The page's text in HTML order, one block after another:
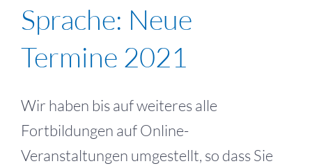
Sprache: Neue
Termine 2021
Wir haben bis auf weiteres alle
Fortbildungen auf Online-
Veranstaltungen umgestellt, so dass Sie